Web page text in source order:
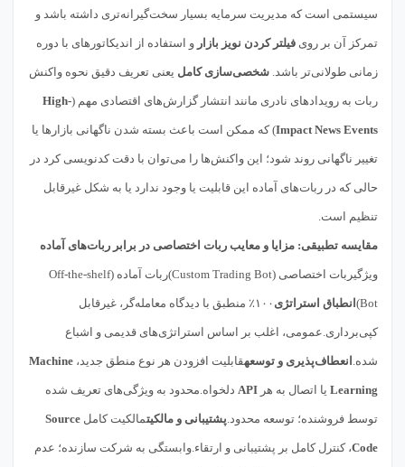
سیستمی است که مدیریت سرمایه بسیار سخت‌گیرانه‌تری داشته باشد و
تمرکز آن بر روی فیلتر کردن نویز بازار و استفاده از اندیکاتورهای با دوره
زمانی طولانی‌تر باشد. شخصی‌سازی کامل یعنی تعریف دقیق نحوه واکنش
ربات به رویدادهای نادری مانند انتشار گزارش‌های اقتصادی مهم (High-
Impact News Events) که ممکن است باعث بسته شدن ناگهانی بازارها یا
تغییر ناگهانی روند شود؛ این واکنش‌ها را می‌توان با دقت کدنویسی کرد در
حالی که در ربات‌های آماده این قابلیت یا وجود ندارد یا به شکل غیرقابل
تنظیم است.
مقایسه تطبیقی: مزایا و معایب ربات اختصاصی در برابر ربات‌های آماده
ویژگیربات اختصاصی (Custom Trading Bot)ربات آماده (Off-the-shelf
Bot) انطباق استراتژی ۱۰۰٪ منطبق با دیدگاه معامله‌گر، غیرقابل
کپی‌برداری.عمومی، اغلب بر اساس استراتژی‌های قدیمی و اشباع
شده. انعطاف‌پذیری و توسعهقابلیت افزودن هر نوع منطق جدید، Machine
Learning یا اتصال به هر API دلخواه.محدود به ویژگی‌های تعریف شده
توسط فروشنده؛ توسعه محدود.پشتیبانی و مالکیتمالکیت کامل Source
Code، کنترل کامل بر پشتیبانی و ارتقاء.وابستگی به شرکت سازنده؛ عدم